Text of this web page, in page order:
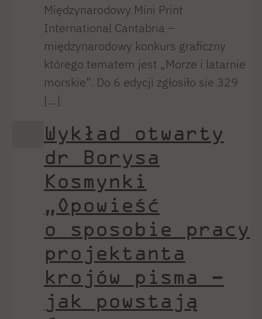
Międzynarodowy Mini Print
International Cantabria –
międzynarodowy konkurs graficzny
którego tematem jest „Morze i latarnie
morskie”. Do 6 edycji zgłosiło sie 329
[…]
Wykład otwarty
dr Borysa
Kosmynki
„Opowieść
o sposobie pracy
projektanta
krojów pisma –
jak powstają